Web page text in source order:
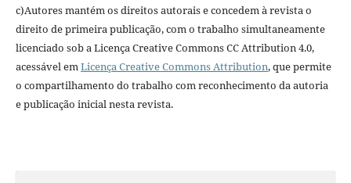
c)Autores mantém os direitos autorais e concedem à revista o
direito de primeira publicação, com o trabalho simultaneamente
licenciado sob a Licença Creative Commons CC Attribution 4.0,
acessável emLicença Creative Commons Attribution, que permite
o compartilhamento do trabalho com reconhecimento da autoria
e publicação inicial nesta revista.